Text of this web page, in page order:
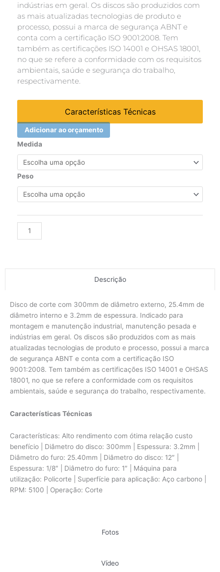
indústrias em geral. Os discos são produzidos com
as mais atualizadas tecnologias de produto e
processo, possui a marca de segurança ABNT e
conta com a certificação ISO 9001:2008. Tem
também as certificações ISO 14001 e OHSAS 18001,
no que se refere a conformidade com os requisitos
ambientais, saúde e segurança do trabalho,
respectivamente.
Características Técnicas
Adicionar ao orçamento
Medida
Peso
Disco
de
corte
Super
AR312
Descrição
Fotos
Vídeo
Disco de corte com 300mm de diâmetro externo, 25.4mm de
diâmetro interno e 3.2mm de espessura. Indicado para
montagem e manutenção industrial, manutenção pesada e
indústrias em geral. Os discos são produzidos com as mais
atualizadas tecnologias de produto e processo, possui a marca
de segurança ABNT e conta com a certificação ISO
9001:2008. Tem também as certificações ISO 14001 e OHSAS
18001, no que se refere a conformidade com os requisitos
ambientais, saúde e segurança do trabalho, respectivamente.
Características Técnicas
Características: Alto rendimento com ótima relação custo
benefício | Diâmetro do disco: 300mm | Espessura: 3.2mm |
Diâmetro do furo: 25.40mm | Diâmetro do disco: 12″ |
Espessura: 1/8″ | Diâmetro do furo: 1″ | Máquina para
utilização: Policorte | Superfície para aplicação: Aço carbono |
RPM: 5100 | Operação: Corte